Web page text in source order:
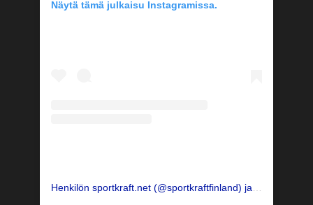
Näytä tämä julkaisu Instagramissa.